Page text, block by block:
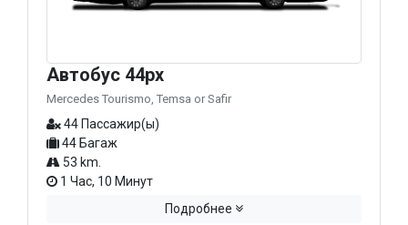
Автобус 44px
Mercedes Tourismo, Temsa or Safir
44 Пассажир(ы)
44 Багаж
53 km.
1 Час, 10 Минут
Подробнее